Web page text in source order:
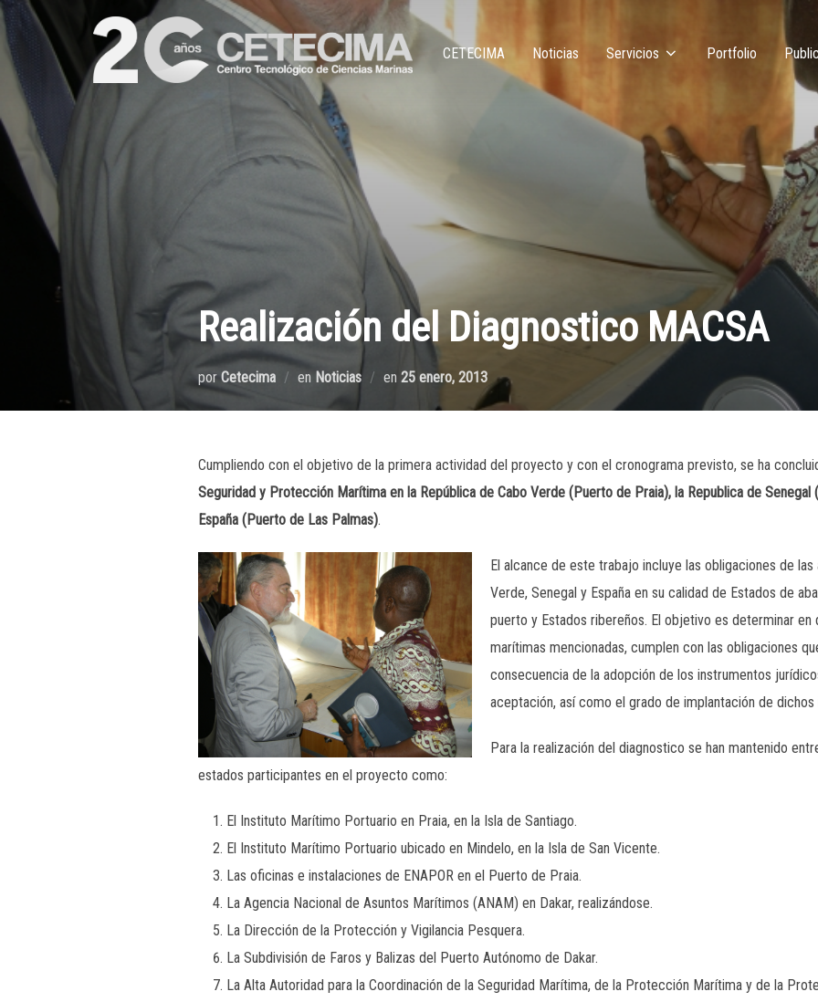
CETECIMA Noticias Servicios Portfolio
Realización del Diagnostico MACSA
por Cetecima en Noticias en 25 enero, 2013
Cumpliendo con el objetivo de la primera actividad del proyecto y con el cronograma previsto, se ha
Seguridad y Protección Marítima en la República de Cabo Verde (Puerto de Praia), la Republica de
España (Puerto de Las Palmas).
El alcance de este trabajo incluye las obligaciones de
Verde, Senegal y España en su calidad de Estados de
puerto y Estados ribereños. El objetivo es determinar en
marítimas mencionadas, cumplen con las obligaciones
consecuencia de la adopción de los instrumentos
aceptación, así como el grado de implantación de dichos
Para la realización del diagnostico se han mantenido
estados participantes en el proyecto como:
El Instituto Marítimo Portuario en Praia, en la Isla de Santiago.
El Instituto Marítimo Portuario ubicado en Mindelo, en la Isla de San Vicente.
Las oficinas e instalaciones de ENAPOR en el Puerto de Praia.
La Agencia Nacional de Asuntos Marítimos (ANAM) en Dakar, realizándose.
La Dirección de la Protección y Vigilancia Pesquera.
La Subdivisión de Faros y Balizas del Puerto Autónomo de Dakar.
La Alta Autoridad para la Coordinación de la Seguridad Marítima, de la Protección Marítima y de la